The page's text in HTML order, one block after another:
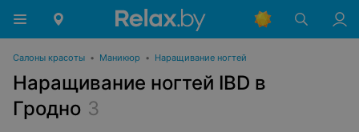
Салоны красоты • Маникюр • Наращивание ногтей
Наращивание ногтей IBD в
Гродно 3